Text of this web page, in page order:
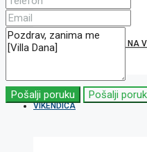
PRODAJA KUĆA NA
VIKENDICA
Pošalji poruku Pošalji